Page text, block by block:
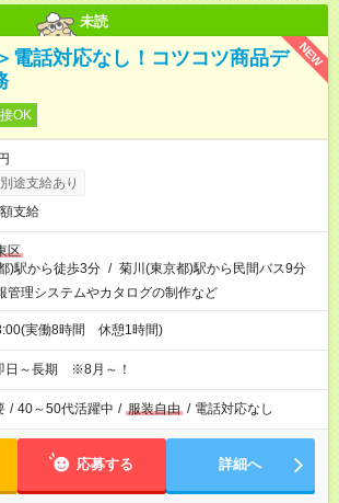
未読
NEW
電話対応なし！コツコツ商品デ
OK
途支給あり
支給
区
)駅から徒歩3分 / 菊川(東京都)駅から民間バス9分
管理システムやカタログの制作など
実働8時間 休憩1時間)
日～長期 ※8月～！
/ 40～50代活躍中 / 服装自由 / 電話対応なし
応募する 詳細へ